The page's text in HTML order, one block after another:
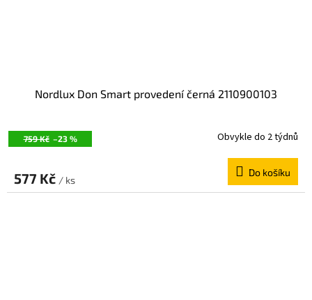
759 Kč –23 %
Nordlux Don Smart provedení černá 2110900103
Obvykle do 2 týdnů
577 Kč / ks
Do košíku